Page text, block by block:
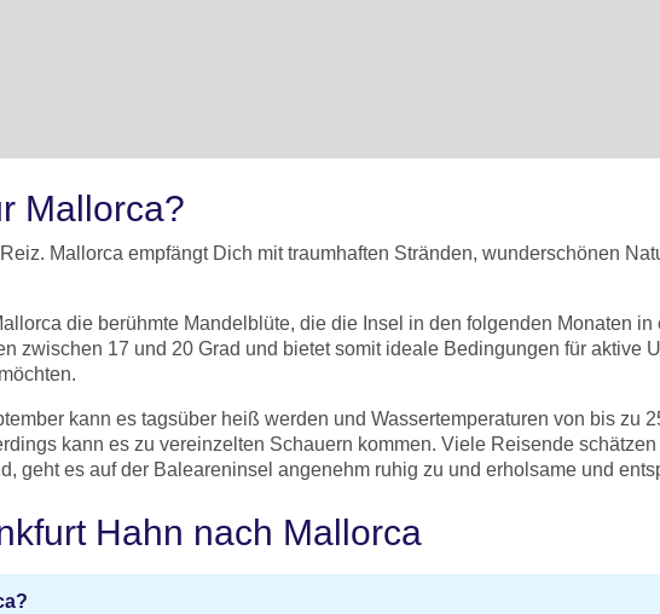
Mallorca?
Mallorca empfängt Dich mit traumhaften Stränden, wunderschönen
die berühmte Mandelblüte, die die Insel in den folgenden Monaten
zwischen 17 und 20 Grad und bietet somit ideale Bedingungen für aktive
kann es tagsüber heiß werden und Wassertemperaturen von bis zu
kann es zu vereinzelten Schauern kommen. Viele Reisende
geht es auf der Baleareninsel angenehm ruhig zu und erholsame und
Hahn nach Mallorca